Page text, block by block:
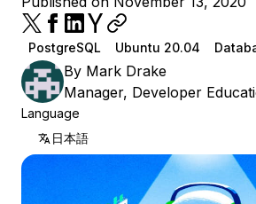
PostgreSQL Ubuntu 20.04
By Mark Drake
Manager, Developer
Language
日本語